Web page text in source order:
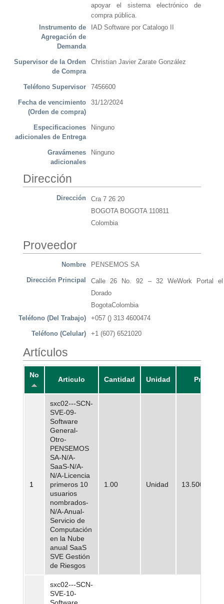
apoyar el sistema electrónico de
compra pública.
Instrumento de
Agregación de
Demanda
IAD Software por Catalogo II
Supervisor de la Orden
de Compra
Christian Javier Zarate González
Teléfono Supervisor 7456600
Fecha de vencimiento
(Orden de compra)
31/12/2024
Especificaciones
adicionales de Entrega
Ninguno
Gravámenes
adicionales
Ninguno
Dirección
Dirección
Cra 7 26 20
BOGOTA BOGOTA 110811
Colombia
Proveedor
Nombre PENSEMOS SA
Dirección Principal
Calle 26 No. 92 – 32 WeWork Portal el
Dorado
BogotaColombia
Teléfono (Del Trabajo)
+057 () 313 4600474
Teléfono (Celular) +1 (607) 6521020
Artículos
No
Articulo Cantidad Unidad Precio
1
sxc02---SCN-
SVE-09-
Software
General-
Otro-
PENSEMOS
SA-N/A-
SaaS-N/A-
N/A-Licencia
primeros 10
usuarios
nombrados-
N/A-Anual-
Servicio de
Computación
en la Nube
anual SaaS
SVE Gestión
de Riesgos
1.00 Unidad
sxc02---SCN-
SVE-10-